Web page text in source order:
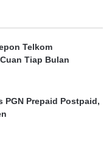
Telkom
Tiap Bulan
PGN Prepaid Postpaid,